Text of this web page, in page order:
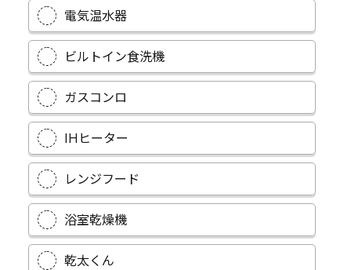
電気温水器
ビルトイン食洗機
ガスコンロ
IHヒーター
レンジフード
浴室乾燥機
乾太くん